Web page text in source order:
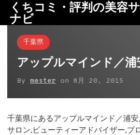
くちコミ・評判の美容
ナビ
千葉県
アップルマインド／浦
By master on 8月 20, 2015
千葉県にあるアップルマインド／浦
サロン,ビューティーアドバイザー,プ